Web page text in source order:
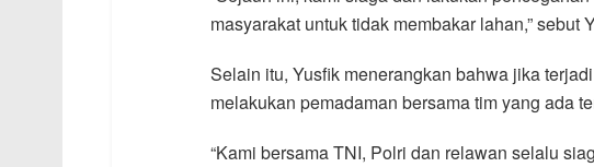
masyarakat untuk tidak membakar lahan,” sebut
Selain itu, Yusfik menerangkan bahwa jika
melakukan pemadaman bersama tim yang ada
“Kami bersama TNI, Polri dan relawan selalu